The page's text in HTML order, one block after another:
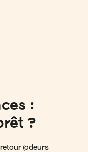
:
?
(odeurs